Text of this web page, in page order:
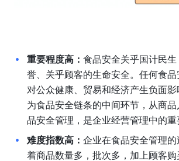
重要程度高： 食品安全关乎国计民
誉、关乎顾客的生命安全。任何食
对公众健康、贸易和经济产生负面
为食品安全链条的中间环节，从商
品安全管理，是企业经营管理中的重
难度指数高： 企业在食品安全管理
着商品数量多，批次多，加上顾客